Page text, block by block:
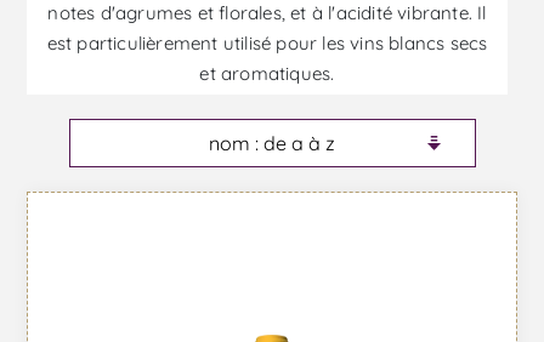
notes d'agrumes et florales, et à l'acidité vibrante. Il
est particulièrement utilisé pour les vins blancs secs
et aromatiques.